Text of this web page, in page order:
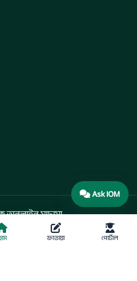
মাদ্রাসা
Khandaker Marsus
ফতোয়া পোর্টাল
Ask IOM